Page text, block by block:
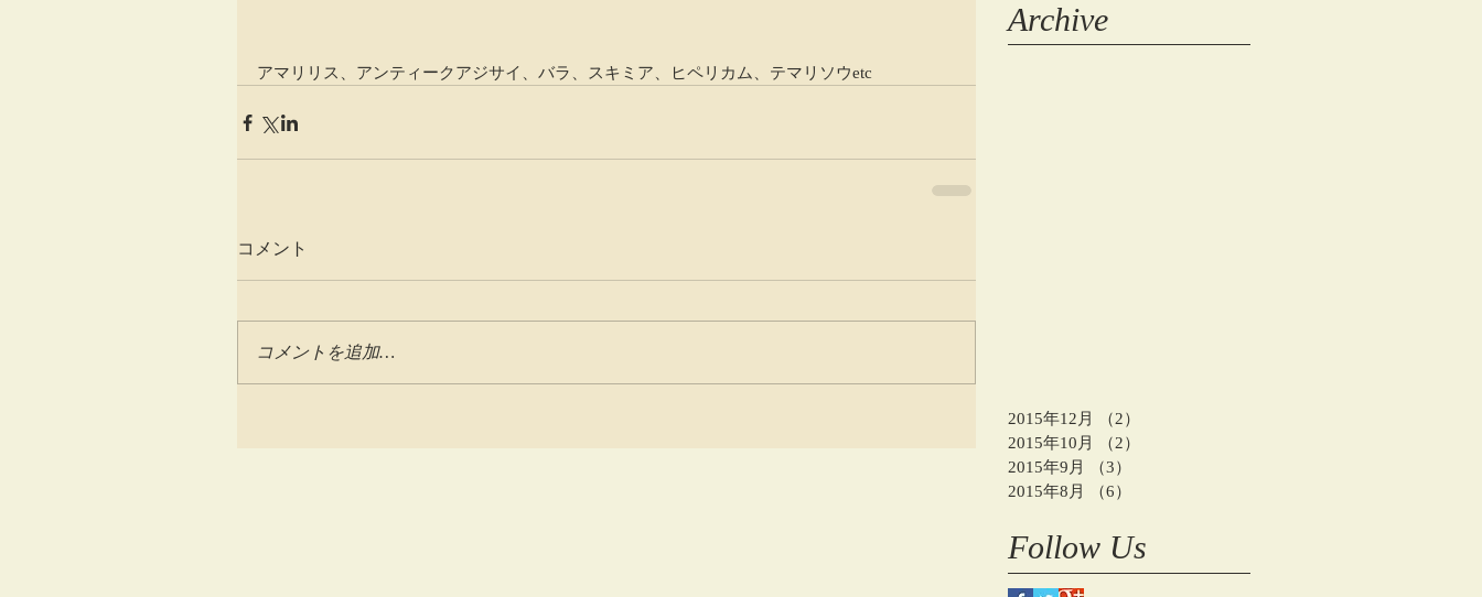
アマリリス、アンティークアジサイ、バラ、スキミア、ヒペリカム、テマリソウetc
コメント
コメントを追加…
Archive
2015年12月 （2）
2015年10月
（2）
2015年9月
（3）
2015年8月
（6）
Follow Us